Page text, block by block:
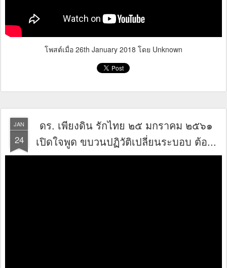
โพสต์เมื่อ 26th January 2018 โดย Unknown
JAN
24
ดร. เพียงดิน รักไทย ๒๕ มกราคม ๒๕๖๑
เปิดใจพูด ขบวนปฏิวัติเปลี่ยนระบอบ ต้อ...